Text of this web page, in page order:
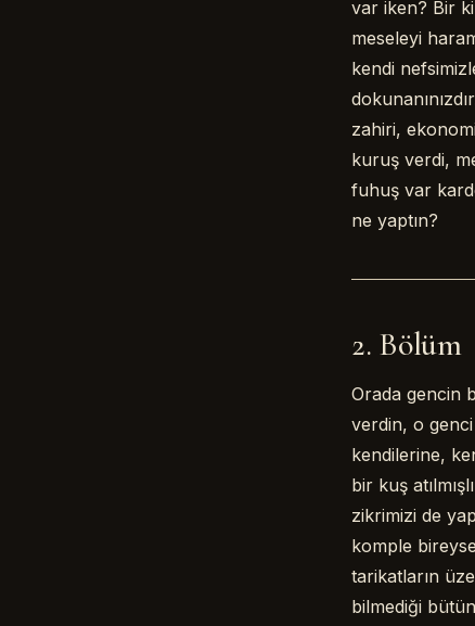
var iken? Bir
meseleyi
kendi
zahiri,
kuruş verdi,
fuhuş var
ne yaptın?
2. Bölüm
Orada gencin
verdin, o genci
kendilerine,
bir kuş
zikrimizi de
komple
tarikatların
bilmediği